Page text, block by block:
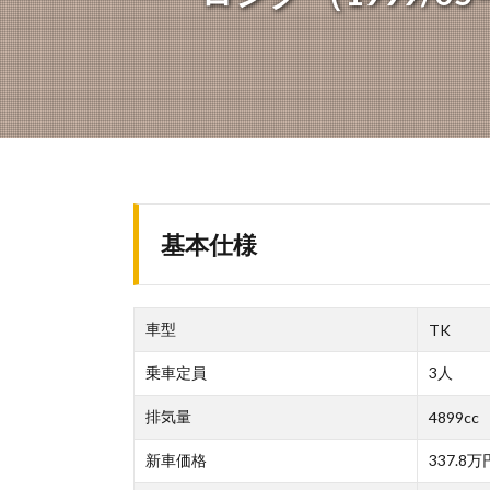
基本仕様
車型 TK
乗車定員 3人
排気量 4899cc
新車価格 337.8万